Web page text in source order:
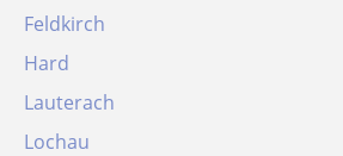
Feldkirch
Hard
Lauterach
Lochau